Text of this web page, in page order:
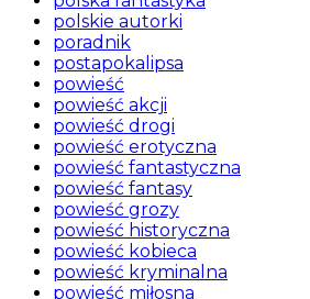
polskie autorki
poradnik
postapokalipsa
powieść
powieść akcji
powieść drogi
powieść erotyczna
powieść fantastyczna
powieść fantasy
powieść grozy
powieść historyczna
powieść kobieca
powieść kryminalna
powieść miłosna